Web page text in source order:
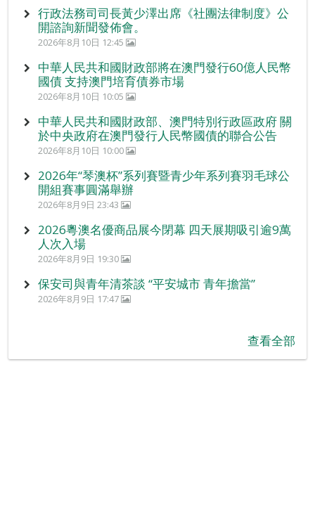
行政法務司司長黃少澤出席《社團法律制度》公
開諮詢新聞發佈會。
2026年8月10日 12:45
中華人民共和國財政部將在澳門發行60億人民幣
國債 支持澳門培育債券市場
2026年8月10日 10:05
中華人民共和國財政部、澳門特別行政區政府 關
於中央政府在澳門發行人民幣國債的聯合公告
2026年8月10日 10:00
2026年“琴澳杯”系列賽暨青少年系列賽羽毛球公
開組賽事圓滿舉辦
2026年8月9日 23:43
2026粵澳名優商品展今閉幕 四天展期吸引逾9萬
人次入場
2026年8月9日 19:30
保安司與青年清茶談 “平安城市 青年擔當”
2026年8月9日 17:47
查看全部